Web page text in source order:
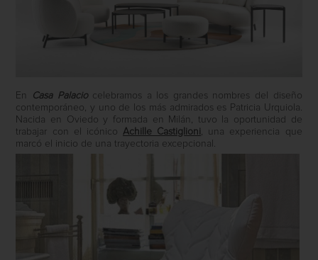
En Casa Palaciocelebramos a los grandes nombres del diseño
contemporáneo, y uno de los más admirados es Patricia Urquiola.
Nacida en Oviedo y formada en Milán, tuvo la oportunidad de
trabajar con el icónico Achille Castiglioni , una experiencia que
marcó el inicio de una trayectoria excepcional.